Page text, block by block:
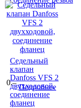
Седельный
клапан
Danfoss VFS 2
двухходовой,
соединение
фланец
0.–
Подробнее